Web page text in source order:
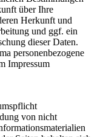
über Ihre
Herkunft und
und ggf. ein
dieser Daten.
personenbezogene
Impressum
von nicht